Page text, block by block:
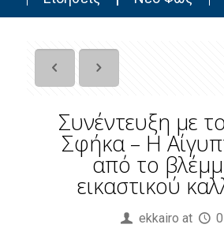
Συνέντευξη με
Σφήκα – Η
από το
εικαστικού
ekkairo at